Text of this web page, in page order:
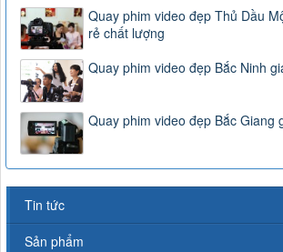
Quay phim video đẹp Thủ Dầu
rẻ chất lượng
Quay phim video đẹp Bắc Ninh
Quay phim video đẹp Bắc Giang
Tin tức
Sản phẩm